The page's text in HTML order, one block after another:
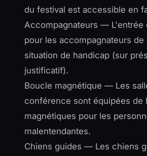
du festival est accessible en
Accompagnateurs — L'entrée
pour les accompagnateurs de
situation de handicap (sur
justificatif).
Boucle magnétique — Les
conférence sont équipées de
magnétiques pour les
malentendantes.
Chiens guides — Les chiens